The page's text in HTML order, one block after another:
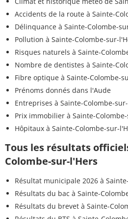
Accidents de la route à Sainte-
Délinquance à Sainte-Colombe-
Pollution à Sainte-Colombe-sur-
Risques naturels à Sainte-
Nombre de dentistes à Sainte-
Fibre optique à Sainte-Colombe-
Prénoms donnés dans l'Aude
Entreprises à Sainte-Colombe-
Prix immobilier à Sainte-
Hôpitaux à Sainte-Colombe-sur-
Tous les résultats
Colombe-sur-l'Hers
Résultat municipale 2026 à
Résultats du bac à Sainte-
Résultats du brevet à Sainte-